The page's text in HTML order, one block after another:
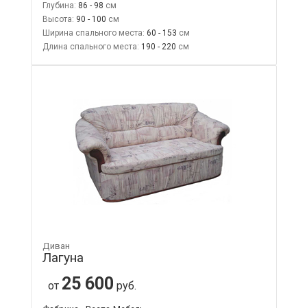
Глубина: 86 - 98
Высота: 90 - 100
Ширина спального места: 60 - 153
Длина спального места: 190 - 220
Диван
Лагуна
от 25 600 руб.